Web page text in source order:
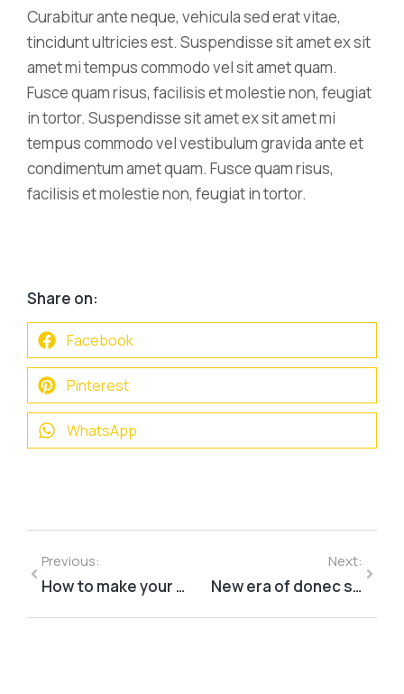
Curabitur ante neque, vehicula sed erat vitae,
tincidunt ultricies est. Suspendisse sit amet ex sit
amet mi tempus commodo vel sit amet quam.
Fusce quam risus, facilisis et molestie non, feugiat
in tortor. Suspendisse sit amet ex sit amet mi
tempus commodo vel vestibulum gravida ante et
condimentum amet quam. Fusce quam risus,
facilisis et molestie non, feugiat in tortor.
Share on:
Facebook
Pinterest
WhatsApp
Previous:
How to make your malesuada lorem
Next:
New era of donec sit amet sodales ipsum fermentum